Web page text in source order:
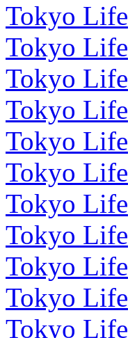
Tokyo Life
Tokyo Life
Tokyo Life
Tokyo Life
Tokyo Life
Tokyo Life
Tokyo Life
Tokyo Life
Tokyo Life
Tokyo Life
Tokyo Life